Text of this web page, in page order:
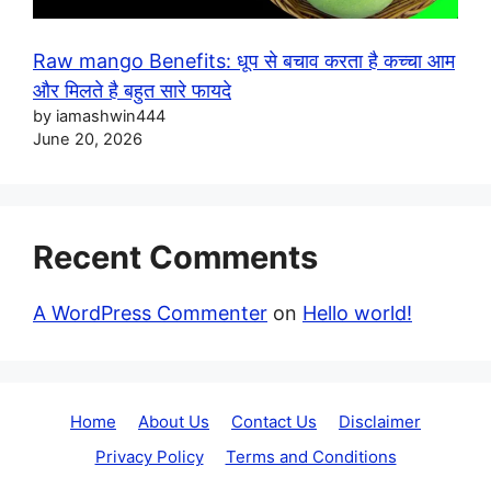
Raw mango Benefits: धूप से बचाव करता है कच्चा आम
और मिलते है बहुत सारे फायदे
by iamashwin444
June 20, 2026
Recent Comments
A WordPress Commenter on Hello world!
Home About Us Contact Us
Disclaimer
Privacy Policy
Terms and Conditions